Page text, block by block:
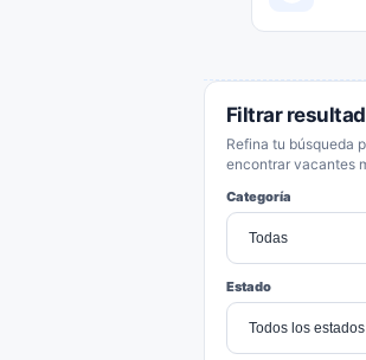
Filtrar
Refina tu búsqueda
encontrar vacantes
Categoría
Estado